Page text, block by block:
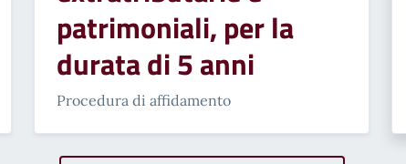
patrimoniali, per la
durata di 5 anni
Procedura di affidamento